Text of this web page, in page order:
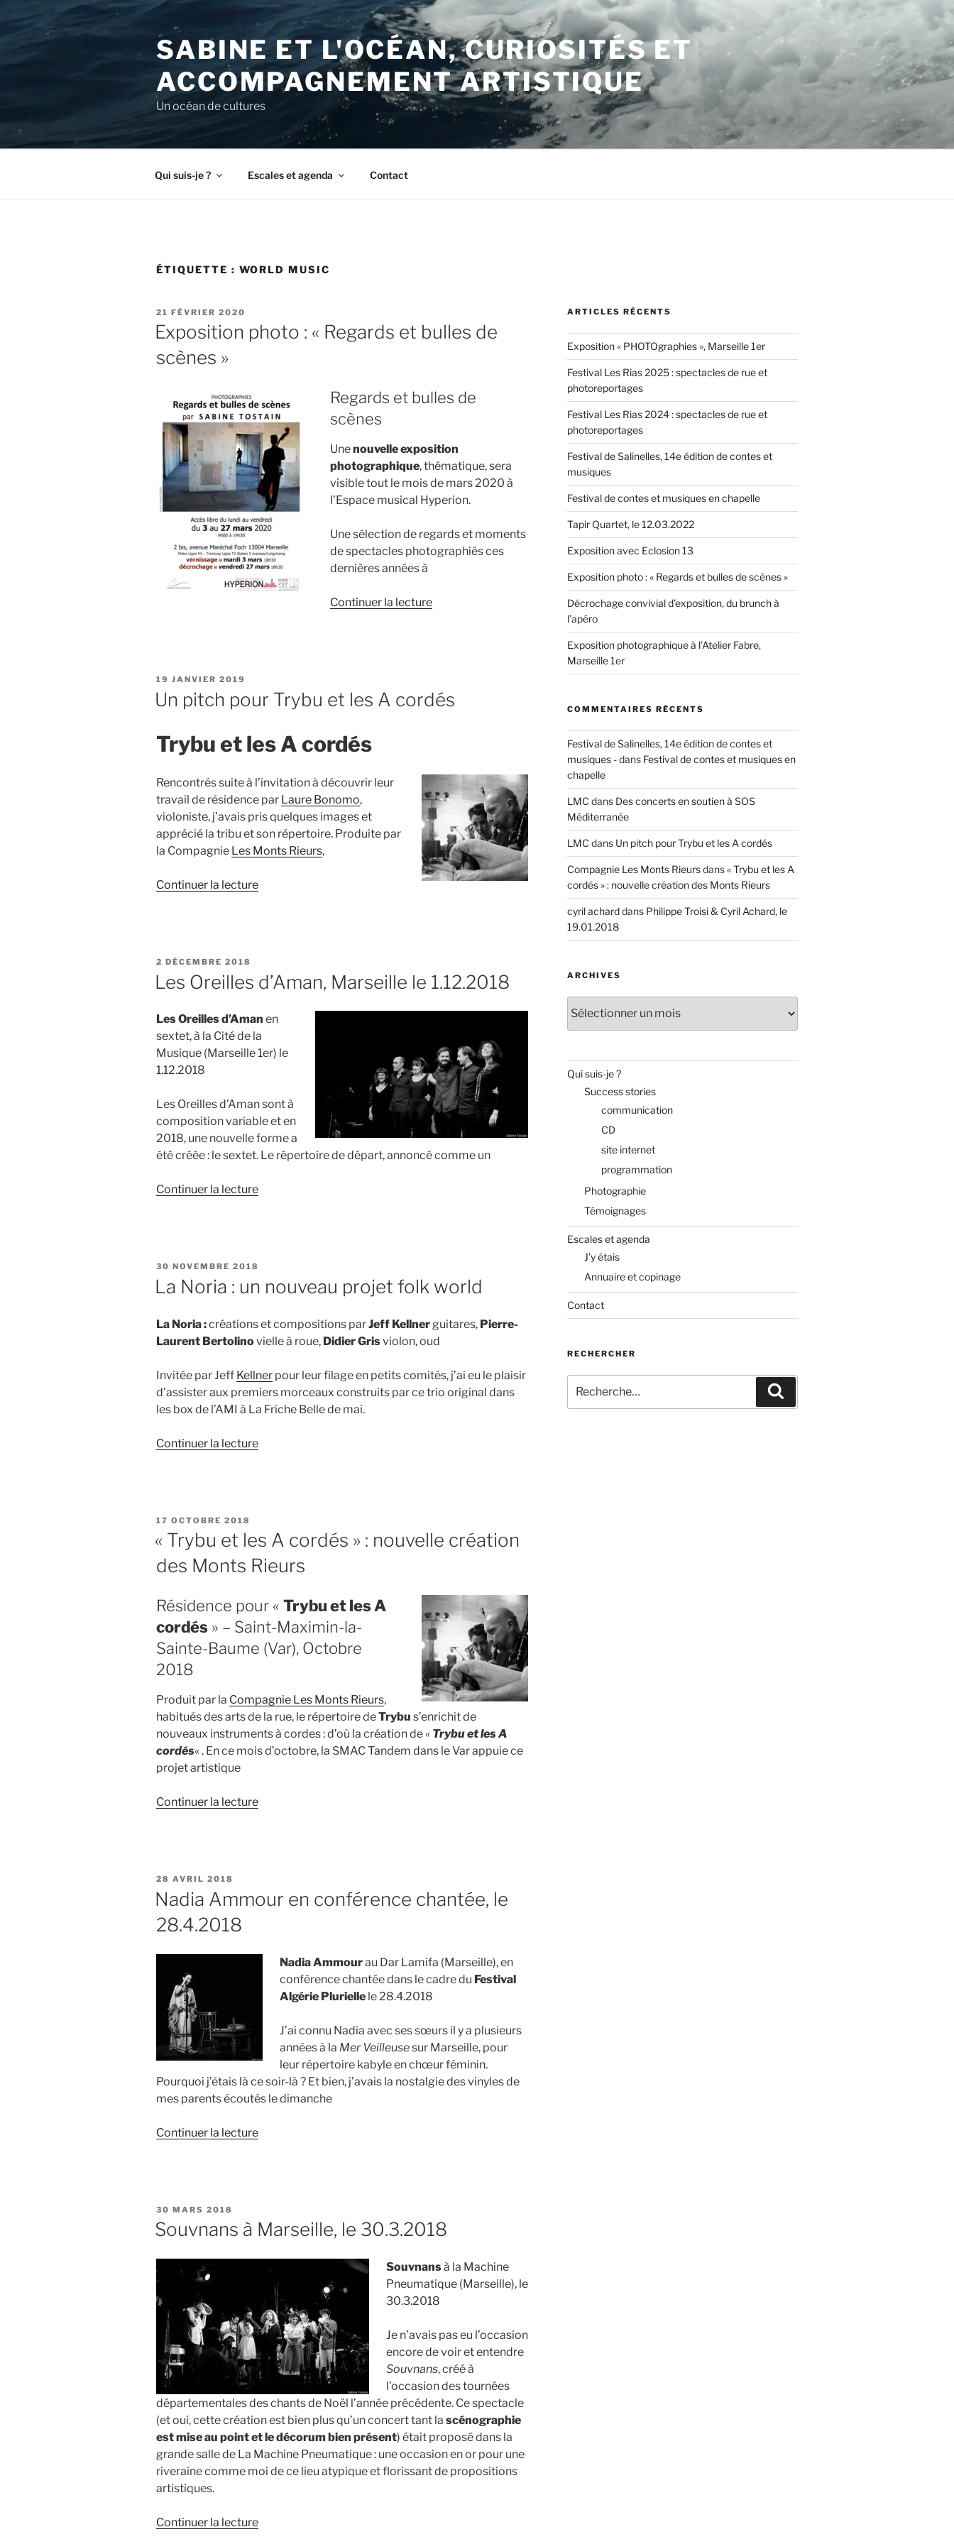
contenu
principal
SABINE ET L'OCÉAN, CURIOSITÉS ET
ACCOMPAGNEMENT ARTISTIQUE
Un océan de cultures
Qui suis-je ? Escales et agenda Contact
ÉTIQUETTE : WORLD MUSIC
PUBLIÉ
LE
21 FÉVRIER 2020
Exposition photo : « Regards et bulles de
scènes »
Regards et bulles de
scènes
Unenouvelle exposition
photographique, thématique, sera
visible tout le mois de mars 2020 à
l’Espace musical Hyperion.
Une sélection de regards et moments
de spectacles photographiés ces
dernières années à
Continuer la lecturede
bulles
PUBLIÉ
LE
19 JANVIER 2019
Un pitch pour Trybu et les A cordés
Trybu et les A cordés
Rencontrés suite à l’invitation à découvrir leur
travail de résidence par Laure Bonomo,
violoniste, j’avais pris quelques images et
apprécié la tribu et son répertoire. Produite par
la Compagnie Les Monts Rieurs,
Continuer la lecturede
les
cordés »
PUBLIÉ
LE
2 DÉCEMBRE 2018
Les Oreilles d’Aman, Marseille le 1.12.2018
Les Oreilles d’Aman en
sextet, à la Cité de la
Musique (Marseille 1er) le
1.12.2018
Les Oreilles d’Aman sont à
composition variable et en
2018, une nouvelle forme a
été créée : le sextet. Le répertoire de départ, annoncé comme un
Continuer la lecturede
1.12.2018 »
PUBLIÉ
LE
30 NOVEMBRE 2018
La Noria : un nouveau projet folk world
La Noria :créations et compositions parJeff Kellner guitares, Pierre-
Laurent Bertolinovielle à roue, Didier Grisviolon, oud
Invitée par Jeff Kellner pour leur filage en petits comités, j’ai eu le plaisir
d’assister aux premiers morceaux construits par ce trio original dans
les box de l’AMI à La Friche Belle de mai.
Continuer la lecturede
projet
folk
PUBLIÉ
LE
17 OCTOBRE 2018
« Trybu et les A cordés » : nouvelle création
des Monts Rieurs
Résidence pour « Trybu et les A
cordés » – Saint-Maximin-la-
Sainte-Baume (Var), Octobre
2018
Produit par la Compagnie Les Monts Rieurs,
habitués des arts de la rue, le répertoire deTrybu s’enrichit de
nouveaux instruments à cordes : d’où la création de « Trybu et les A
cordés« . En ce mois d’octobre, la SMAC Tandem dans le Var appuie ce
projet artistique
Continuer la lecturede
:
des
Rieurs »
PUBLIÉ
LE
28 AVRIL 2018
Nadia Ammour en conférence chantée, le
28.4.2018
Nadia Ammourau Dar Lamifa (Marseille), en
conférence chantée dans le cadre du Festival
Algérie Plurielle le 28.4.2018
J’ai connu Nadia avec ses sœurs il y a plusieurs
années à la Mer Veilleusesur Marseille, pour
leur répertoire kabyle en chœur féminin.
Pourquoi j’étais là ce soir-là ? Et bien, j’avais la nostalgie des vinyles de
mes parents écoutés le dimanche
Continuer la lecturede
le
PUBLIÉ
LE
30 MARS 2018
Souvnans à Marseille, le 30.3.2018
Souvnansà la Machine
Pneumatique (Marseille), le
30.3.2018
Je n’avais pas eu l’occasion
encore de voir et entendre
Souvnans, créé à
l’occasion des tournées
départementales des chants de Noël l’année précédente. Ce spectacle
(et oui, cette création est bien plus qu’un concert tant la scénographie
est mise au point et le décorum bien présent) était proposé dans la
grande salle de La Machine Pneumatique : une occasion en or pour une
riveraine comme moi de ce lieu atypique et florissant de propositions
artistiques.
Continuer la lecturede
ARTICLES RÉCENTS
Exposition « PHOTOgraphies », Marseille 1er
Festival Les Rias 2025 : spectacles de rue et
photoreportages
Festival Les Rias 2024 : spectacles de rue et
photoreportages
Festival de Salinelles, 14e édition de contes et
musiques
Festival de contes et musiques en chapelle
Tapir Quartet, le 12.03.2022
Exposition avec Eclosion 13
Exposition photo : « Regards et bulles de scènes »
Décrochage convivial d’exposition, du brunch à
l’apéro
Exposition photographique à l’Atelier Fabre,
Marseille 1er
COMMENTAIRES RÉCENTS
Festival de Salinelles, 14e édition de contes et
musiques -dans Festival de contes et musiques en
chapelle
LMC dans Des concerts en soutien à SOS
Méditerranée
LMC dans Un pitch pour Trybu et les A cordés
Compagnie Les Monts Rieursdans« Trybu et les A
cordés » : nouvelle création des Monts Rieurs
cyril acharddans Philippe Troisi & Cyril Achard, le
19.01.2018
ARCHIVES
Qui suis-je ?
Success stories
communication
CD
site internet
programmation
Photographie
Témoignages
Escales et agenda
J’y étais
Annuaire et copinage
Contact
RECHERCHER
pour
: